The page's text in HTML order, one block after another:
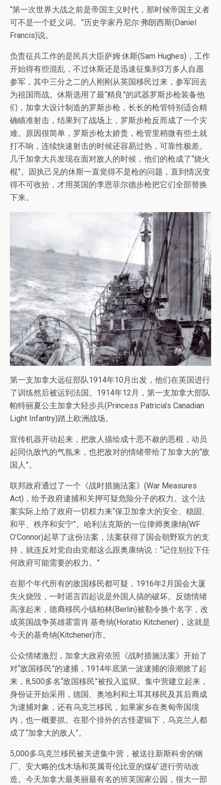
“第一次世界大战之前是帝国主义时代，那时候帝国主义者
可不是一个贬义词。”历史学家丹尼尔·弗朗西斯(Daniel
Francis)说。
负责征兵工作的是民兵大臣萨姆·休斯(Sam Hughes)，工作
开始得有些混乱，不过休斯还是迅速征集到3万多人自愿
参军，其中三分之二的人刚刚从英国移民过来，参军回去
为祖国而战。休斯选用了最“精良”的武器罗斯步枪装备他
们，加拿大设计制造的罗斯步枪，长长的枪管特别适合精
确瞄准射击，结果到了战场上，罗斯步枪反而成了一个灾
难。原因很简单，罗斯步枪太娇贵，枪管里稍微有些土就
打不响，连续快速射击的时候还容易过热，可靠性极差。
几千加拿大兵发现在面对敌人的时候，他们的枪成了“烧火
棍”。固执己见的休斯一直觉得不是枪的问题，直到情况变
得不可收拾，才用英国的李恩菲尔德步枪把它们全部替换
下来。
第一支加拿大远征部队1914年10月出发，他们在英国进行
了训练然后被运到法国。1914年12月，第一支加拿大部队
帕特丽夏公主加拿大轻步兵(Princess Patricia’s Canadian
Light Infantry)踏上欧洲战场。
宣传机器开动起来，把敌人描绘成十恶不赦的恶棍，动员
起同仇敌忾的气氛来，也把敌对的情绪带给了加拿大的“敌
国人”。
联邦政府通过了一个《战时措施法案》(War Measures
Act)，给予政府逮捕和关押可疑危险分子的权力。这个法
案实际上给了政府一切权力来“保卫加拿大的安全、稳固、
和平、秩序和安宁”。哈利法克斯的一位律师奥康纳(WF
O’Connor)起草了这份法案，法案获得了国会朝野双方的支
持，就连反对党自由党都这么跟奥康纳说：“记住别拉下任
何政府可能需要的权力。”
在那个年代所有的敌国移民都可疑，1916年2月国会大厦
失火烧毁，一时谣言四起说是外国人搞的破坏。反德情绪
高涨起来，德裔移民小镇柏林(Berlin)被勒令换个名字，改
成英国战争英雄霍雷肖·基奇纳(Horatio Kitchener)，这就是
今天的基奇纳(Kitchener)市。
公众情绪激烈，加拿大政府依照《战时措施法案》开始了
对“敌国移民”的逮捕，1914年底第一波逮捕的浪潮掀了起
来，8,500多名“敌国移民”被投入监狱。集中营建立起来，
身份证开始采用，德国、奥地利和土耳其移民及其后裔成
为逮捕对象，还有乌克兰移民，如果家乡在奥匈帝国境
内，也一概要抓。在那个排外的古怪逻辑下，乌克兰人都
成了“加拿大的敌人”。
5,000多乌克兰移民被关进集中营，被送往新斯科舍的钢
厂、安大略的伐木场和英属哥伦比亚的煤矿进行劳动改
造。今天加拿大最美丽最有名的班芙国家公园，很大一部